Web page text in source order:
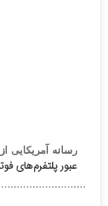
رسانه آمریکایی
عبور پلتفرم‌های